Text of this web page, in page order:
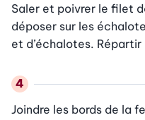
Saler et poivrer le filet
déposer sur les
et d’échalotes.
Joindre les bords de la